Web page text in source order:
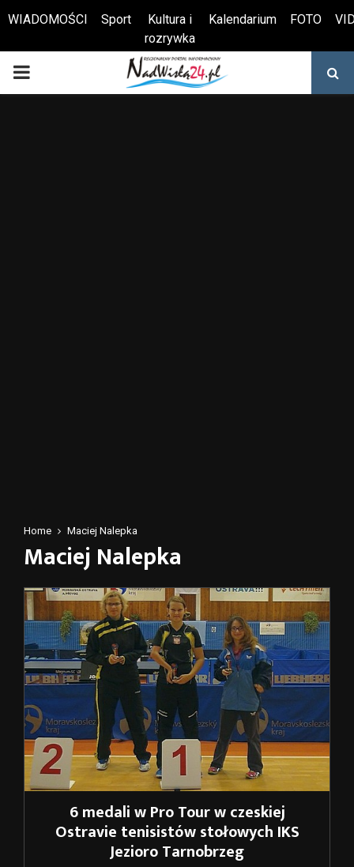
Otwórz pasek narzędzi
WIADOMOŚCI Sport
Kultura i
rozrywka
Kalendarium FOTO
PRIMARY
Home Maciej Nalepka
Maciej Nalepka
6 medali w Pro Tour w czeskiej
Ostravie tenisistów stołowych IKS
Jezioro Tarnobrzeg